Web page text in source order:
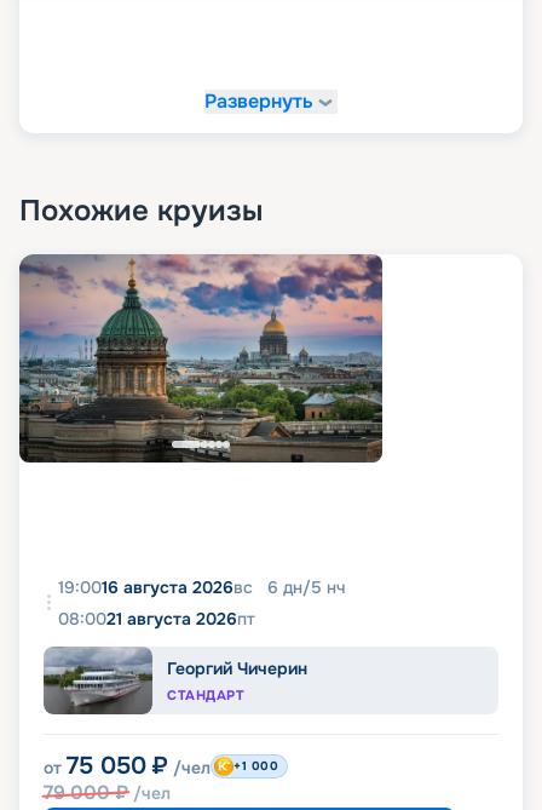
Развернуть
Похожие круизы
19:0016 августа 2026вс 6 дн/5 нч
08:0021 августа 2026пт
Георгий Чичерин
СТАНДАРТ
от 75 050 ₽ /чел
79 000₽ /чел
+1 000